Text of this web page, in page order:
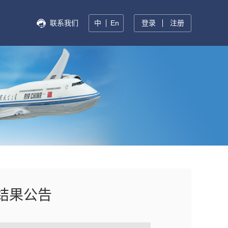
联系我们 中 En 登录 注册
果公告